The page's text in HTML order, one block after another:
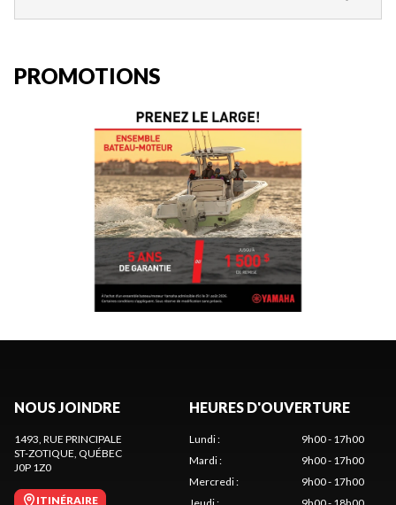
PROMOTIONS
NOUS JOINDRE
1493, RUE PRINCIPALE
ST-ZOTIQUE, QUÉBEC
J0P 1Z0
ITINÉRAIRE
HEURES D'OUVERTURE
Lundi:
9h00 - 17h00
Mardi:
9h00 - 17h00
Mercredi:
9h00 - 17h00